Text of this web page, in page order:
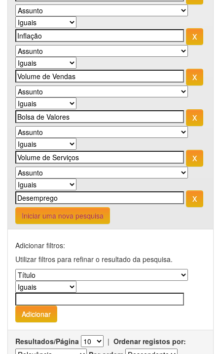
Iniciar uma nova pesquisa
Adicionar filtros:
Utilizar filtros para refinar o resultado da pesquisa.
Resultados/Página | Ordenar registos por: